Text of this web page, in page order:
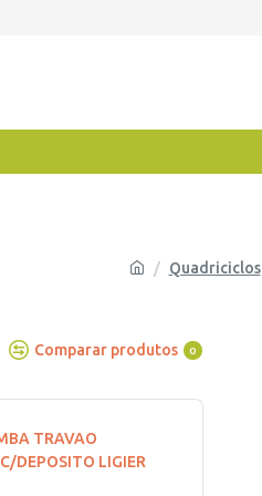
Quadriciclos
Comparar produtos 0